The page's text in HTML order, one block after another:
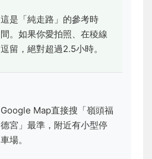
這是「純走路」的參考時
間。如果你愛拍照、在稜線
逗留，絕對超過2.5小時。
Google Map直接搜「嶺頭福
德宮」最準，附近有小型停
車場。